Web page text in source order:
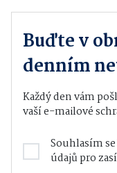
Buďte v
denním
Každý den vám
vaší e-mailové
Souhlasím se
údajůpro